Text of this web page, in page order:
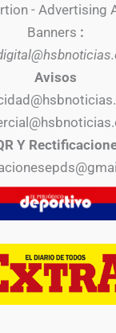
- Advertising
Banners :
Avisos
Y